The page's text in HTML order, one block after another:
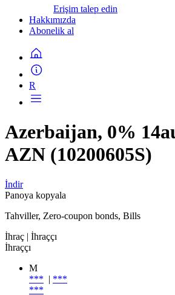
Erişim talep edin
Hakkımızda
Abonelik al
R
Azerbaijan, 0%
AZN (10200605S)
İndir
Panoya kopyala
Tahviller, Zero-coupon bonds, Bills
İhraç | İhraççı
İhraççı
M
*** | ***
***